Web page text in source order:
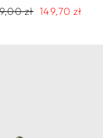
zł Cena
149,70 zł